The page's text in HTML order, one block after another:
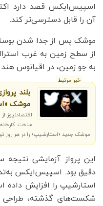
اسپیس‌ایکس قصد دارد
آن را قابل دسترسی‌تر کند.
از سطح زمین به غرب
به جو زمین، در اقیانوس هند
خبر مرتبط
بلند
موشک
ساخت
موشک جدید «استارشیپ» را در هر روز
این پرواز آزمایشی
دقیق بود. اسپیس‌ایکس
استارشیپ را افزایش داده
شکست‌های گذشته، طراحی